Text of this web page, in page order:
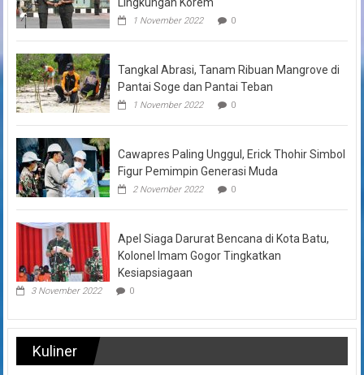
1 November 2022 0
Tangkal Abrasi, Tanam Ribuan Mangrove di
Pantai Soge dan Pantai Teban
1 November 2022 0
Cawapres Paling Unggul, Erick Thohir Simbol
Figur Pemimpin Generasi Muda
2 November 2022 0
Apel Siaga Darurat Bencana di Kota Batu,
Kolonel Imam Gogor Tingkatkan
Kesiapsiagaan
3 November 2022 0
Kuliner